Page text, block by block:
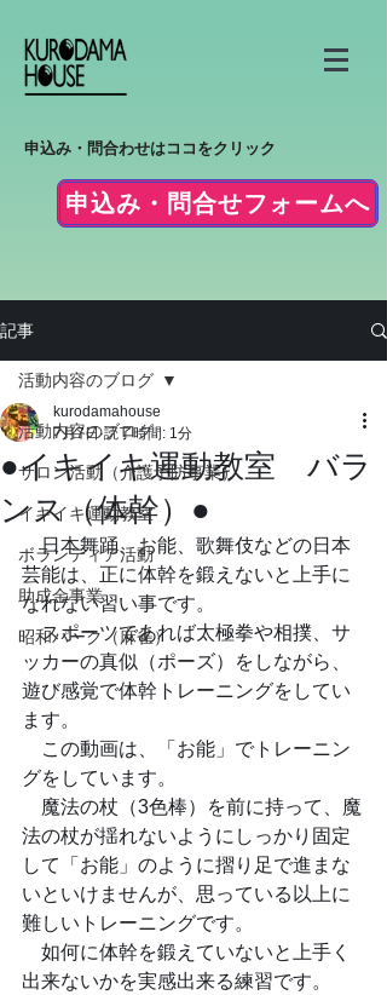
申込み・問合わせはココをクリック
申込み・問合せフォームへ
記事
活動内容のブログ
サロン活動（介護予防事業）
イキイキ運動教室
ボランティア活動
助成金事業
昭和パーク（麻雀）
活動内容のブログ
●イキイキ運動教室 バラ
ンス（体幹）●
kurodamahouse
7月7日 読了時間: 1分
日本舞踊、お能、歌舞伎などの日本
芸能は、正に体幹を鍛えないと上手に
なれない習い事です。
スポーツであれば太極拳や相撲、サ
ッカーの真似（ポーズ）をしながら、
遊び感覚で体幹トレーニングをしてい
ます。
この動画は、「お能」でトレーニン
グをしています。
魔法の杖（3色棒）を前に持って、魔
法の杖が揺れないようにしっかり固定
して「お能」のように摺り足で進まな
いといけませんが、思っている以上に
難しいトレーニングです。
如何に体幹を鍛えていないと上手く
出来ないかを実感出来る練習です。